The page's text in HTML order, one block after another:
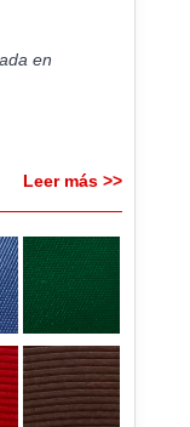
en
Leer más >>